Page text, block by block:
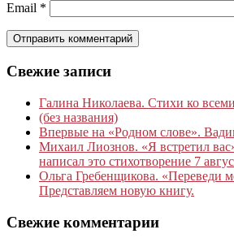
Email *
Свежие записи
Галина Николаева. Стихи ко
(без названия)
Впервые на «Родном слове».
Михаил Лиознов. «Я встретил
написал это стихотворение 7
Ольга Гребенщикова. «Переведи
Представляем новую книгу.
Свежие комментарии